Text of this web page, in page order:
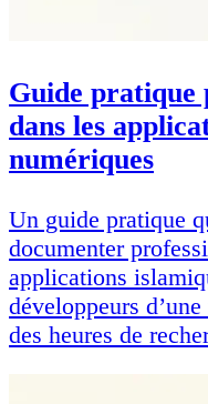
Guide pratique
dans les
numériques
Un guide pratique
documenter
applications
développeurs
des heures de